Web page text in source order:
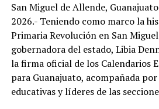
Reina del Campesino 2026
Elegibilidad: Una representante
o comunidad del municipio.
Escolaridad y Edad: Cursar
universidad; contar con 16 a 24
Cierre de Inscripciones: Hasta el
San Miguel de Allende,
2026.- Teniendo como marco la
Primaria Revolución en San
gobernadora del estado, Libia
la firma oficial de los Calendarios
para Guanajuato, acompañada
educativas y líderes de las